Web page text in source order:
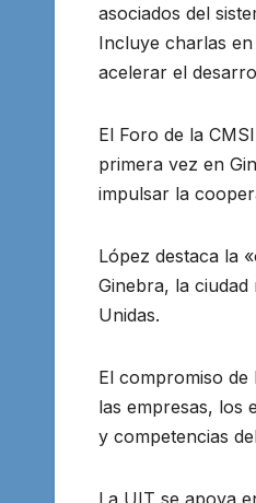
asociados del
Incluye charlas
acelerar el
El Foro de la
primera vez en
impulsar la
López destaca la
Ginebra, la
Unidas.
El compromiso
las empresas, los
y competencias
La UIT se apoya